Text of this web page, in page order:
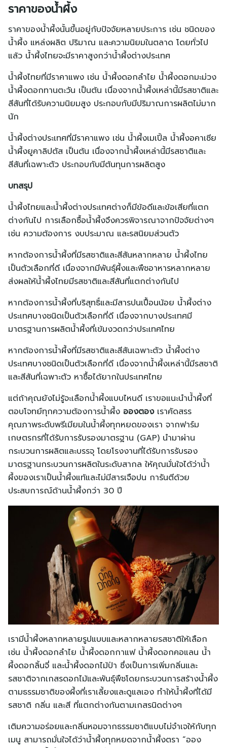
ราคาของน้ำผึ้ง
ราคาของน้ำผึ้งนั้นขึ้นอยู่กับปัจจัยหลายประการ เช่น ชนิดของ
น้ำผึ้ง แหล่งผลิต ปริมาณ และความนิยมในตลาด โดยทั่วไป
แล้ว น้ำผึ้งไทยจะมีราคาสูงกว่าน้ำผึ้งต่างประเทศ
น้ำผึ้งไทยที่มีราคาแพง เช่น น้ำผึ้งดอกลำไย น้ำผึ้งดอกมะม่วง
น้ำผึ้งดอกทานตะวัน เป็นต้น เนื่องจากน้ำผึ้งเหล่านี้มีรสชาติและ
สีสันที่ได้รับความนิยมสูง ประกอบกับมีปริมาณการผลิตไม่มาก
นัก
น้ำผึ้งต่างประเทศที่มีราคาแพง เช่น น้ำผึ้งเมเปิ้ล น้ำผึ้งอคาเซีย
น้ำผึ้งยูคาลิปตัส เป็นต้น เนื่องจากน้ำผึ้งเหล่านี้มีรสชาติและ
สีสันที่เฉพาะตัว ประกอบกับมีต้นทุนการผลิตสูง
บทสรุป
น้ำผึ้งไทยและน้ำผึ้งต่างประเทศต่างก็มีข้อดีและข้อเสียที่แตก
ต่างกันไป การเลือกซื้อน้ำผึ้งจึงควรพิจารณาจากปัจจัยต่างๆ
เช่น ความต้องการ งบประมาณ และรสนิยมส่วนตัว
หากต้องการน้ำผึ้งที่มีรสชาติและสีสันหลากหลาย น้ำผึ้งไทย
เป็นตัวเลือกที่ดี เนื่องจากมีพันธุ์ผึ้งและพืชอาหารหลากหลาย
ส่งผลให้น้ำผึ้งไทยมีรสชาติและสีสันที่แตกต่างกันไป
หากต้องการน้ำผึ้งที่บริสุทธิ์และมีสารปนเปื้อนน้อย น้ำผึ้งต่าง
ประเทศบางชนิดเป็นตัวเลือกที่ดี เนื่องจากบางประเทศมี
มาตรฐานการผลิตน้ำผึ้งที่เข้มงวดกว่าประเทศไทย
หากต้องการน้ำผึ้งที่มีรสชาติและสีสันเฉพาะตัว น้ำผึ้งต่าง
ประเทศบางชนิดเป็นตัวเลือกที่ดี เนื่องจากน้ำผึ้งเหล่านี้มีรสชาติ
และสีสันที่เฉพาะตัว หาซื้อได้ยากในประเทศไทย
แต่ถ้าคุณยังไม่รู้จะเลือกน้ำผึ้งแบบไหนดี เราขอแนะนำน้ำผึ้งที่
ตอบโจทย์ทุกความต้องการน้ำผึ้ง อองตองเราคัดสรร
คุณภาพระดับพรีเมียมในน้ำผึ้งทุกหยดของเรา จากฟาร์ม
เกษตรกรที่ได้รับการรับรองมาตรฐาน (GAP) นำมาผ่าน
กระบวนการผลิตและบรรจุ โดยโรงงานที่ได้รับการรับรอง
มาตรฐานกระบวนการผลิตในระดับสากล ให้คุณมั่นใจได้ว่าน้ำ
ผึ้งของเราเป็นน้ำผึ้งแท้และไม่มีสารเจือปน การันตีด้วย
ประสบการณ์ด้านน้ำผึ้งกว่า 30 ปี
เรามีน้ำผึ้งหลากหลายรูปแบบและหลากหลายรสชาติให้เลือก
เช่น น้ำผึ้งดอกลำไย น้ำผึ้งดอกกาแฟ น้ำผึ้งดอกคอแลน น้ำ
ผึ้งดอกลิ้นจี่ และน้ำผึ้งดอกไม้ป่า ซึ่งเป็นการเพิ่มกลิ่นและ
รสชาติจากเกสรดอกไม้และพันธุ์พืชโดยกระบวนการสร้างน้ำผึ้ง
ตามธรรมชาติของผึ้งที่เราเลี้ยงและดูแลเอง ทำให้น้ำผึ้งที่ได้มี
รสชาติ กลิ่น และสี ที่แตกต่างกันตามเกสรนิดต่างๆ
เติมความอร่อยและกลิ่นหอมจากธรรมชาติแบบไม่จำเจให้กับทุก
เมนู สามารถมั่นใจได้ว่าน้ำผึ้งทุกหยดจากน้ำผึ้งตรา “ออง